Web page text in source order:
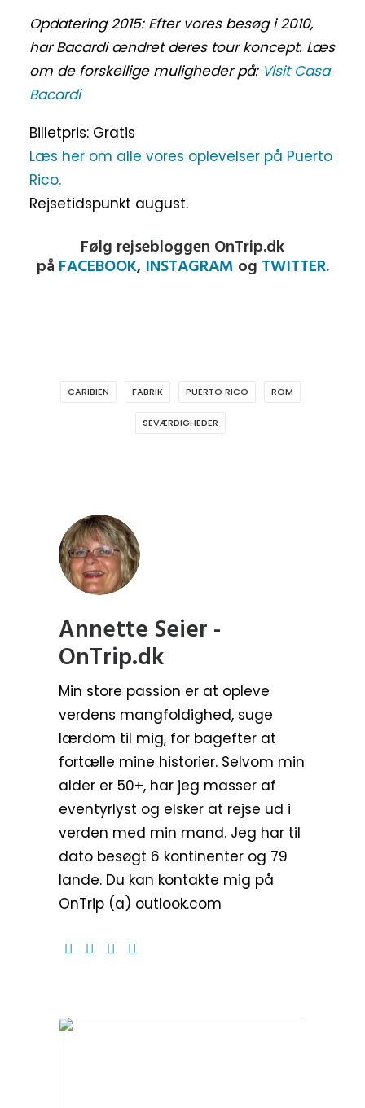
Opdatering 2015: Efter vores besøg i 2010,
har Bacardi ændret deres tour koncept. Læs
om de forskellige muligheder på: Visit Casa
Bacardi
Billetpris: Gratis
Læs her om alle vores oplevelser på Puerto
Rico.
Rejsetidspunkt august.
Følg rejsebloggen OnTrip.dk
på FACEBOOK, INSTAGRAM og TWITTER.
CARIBIEN FABRIK PUERTO RICO ROM
SEVÆRDIGHEDER
Annette Seier -
OnTrip.dk
Min store passion er at opleve
verdens mangfoldighed, suge
lærdom til mig, for bagefter at
fortælle mine historier. Selvom min
alder er 50+, har jeg masser af
eventyrlyst og elsker at rejse ud i
verden med min mand. Jeg har til
dato besøgt 6 kontinenter og 79
lande. Du kan kontakte mig på
OnTrip (a) outlook.com